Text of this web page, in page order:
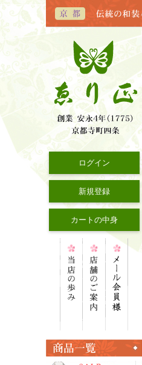
ログイン
新規登録
カートの中身